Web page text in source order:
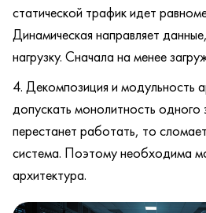
статической трафик идет
Динамическая направляет
нагрузку. Сначала на менее
Декомпозиция и модульность
допускать монолитность одного
перестанет работать, то
система. Поэтому необходима
архитектура.